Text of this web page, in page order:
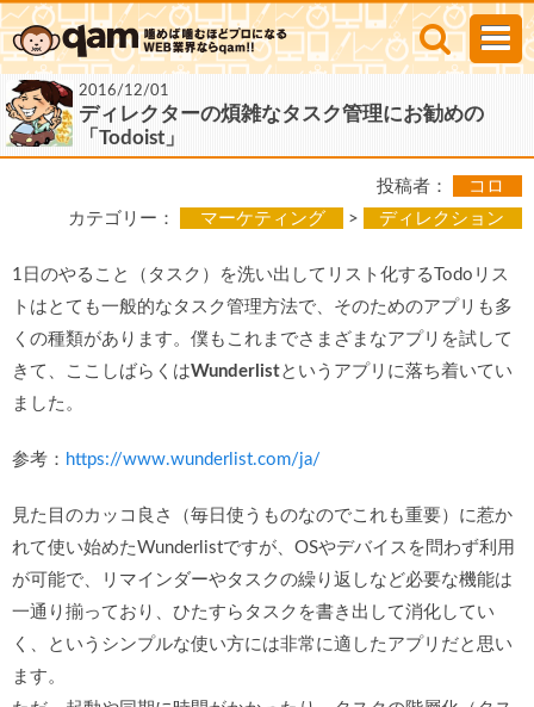
2016/12/01
ディレクターの煩雑なタスク管理にお勧めの
「Todoist」
投稿者：
コロ
カテゴリー：
マーケティング > ディレクション
1日のやること（タスク）を洗い出してリスト化するTodoリス
トはとても一般的なタスク管理方法で、そのためのアプリも多
くの種類があります。僕もこれまでさまざまなアプリを試して
きて、ここしばらくはWunderlistというアプリに落ち着いてい
ました。
参考： https://www.wunderlist.com/ja/
見た目のカッコ良さ（毎日使うものなのでこれも重要）に惹か
れて使い始めたWunderlistですが、OSやデバイスを問わず利用
が可能で、リマインダーやタスクの繰り返しなど必要な機能は
一通り揃っており、ひたすらタスクを書き出して消化してい
く、というシンプルな使い方には非常に適したアプリだと思い
ます。